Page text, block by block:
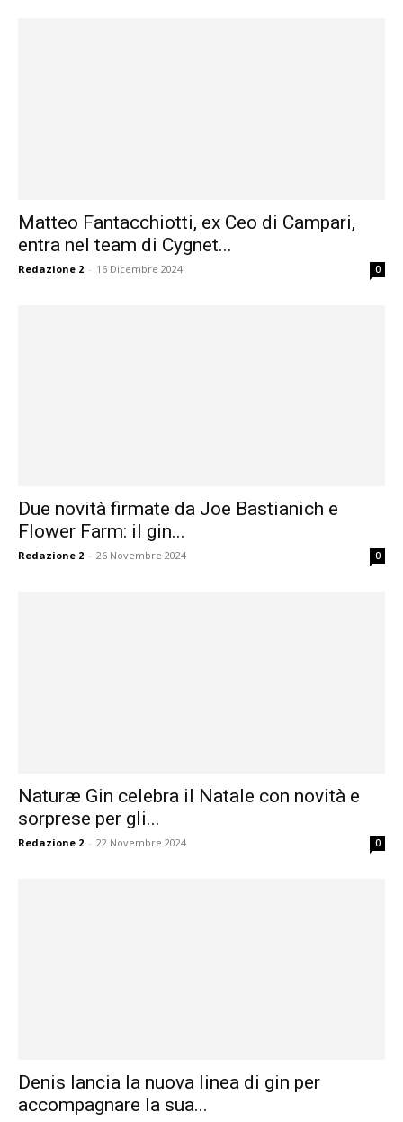
Matteo Fantacchiotti, ex Ceo di Campari,
entra nel team di Cygnet...
Redazione 2 - 16 Dicembre 2024 0
Due novità firmate da Joe Bastianich e
Flower Farm: il gin...
Redazione 2 - 26 Novembre 2024 0
Naturæ Gin celebra il Natale con novità e
sorprese per gli...
Redazione 2 - 22 Novembre 2024 0
Denis lancia la nuova linea di gin per
accompagnare la sua...